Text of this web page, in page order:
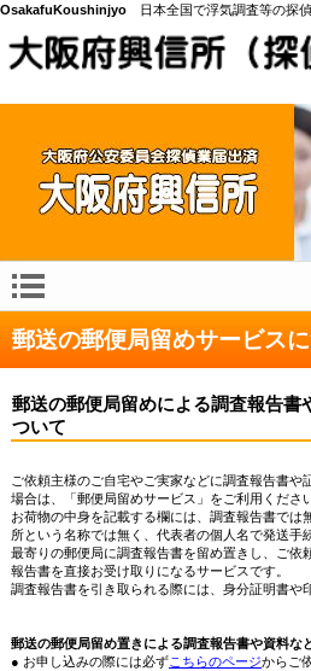
OsakafuKoushinjyo 日本全国で浮気調査等の探
郵送の郵便局留めサービス
郵送の郵便局留めによる調査報告書
ついて
ご依頼主様のご自宅やご実家などに調査報告書や
場合は、「郵便局留めサービス」をご利用ください
お荷物の中身を記載する欄には、調査報告書では
所という名称では無く、代表者の個人名で発送手
最寄りの郵便局に調査報告書を留め置きし、ご依
報告書を直接お受け取りになるサービスです。
調査報告書を引き取られる際には、身分証明書や
郵送の郵便局留め置きによる調査報告書や資料な
● お申し込みの際には必ずこちらのページからご